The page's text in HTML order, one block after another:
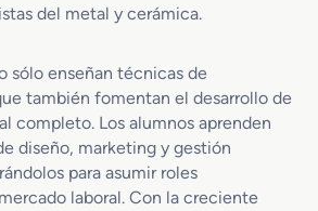
del metal y cerámica.
sólo enseñan técnicas de
también fomentan el desarrollo de
completo. Los alumnos aprenden
diseño, marketing y gestión
para asumir roles
laboral. Con la creciente